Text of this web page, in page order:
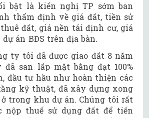
bật là kiến nghị TP sớm ban
thẩm định về giá đất, tiền sử
đất, giá nền tái định cư, giá
án BĐS trên địa bàn.
ty tôi đã được giao đất 8 năm
đã san lấp mặt bằng đạt 100%
đầu tư hầu như hoàn thiện các
kỹ thuật, đã xây dựng xong
trong khu dự án. Chúng tôi rất
nộp thuế sử dụng đất để tiến